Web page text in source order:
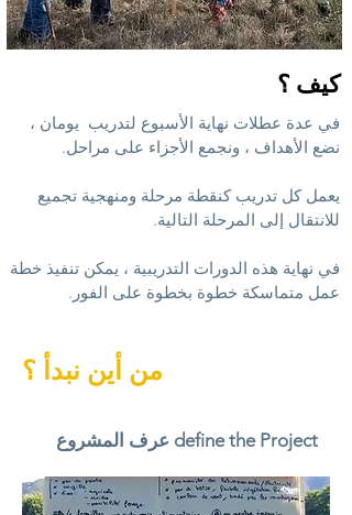
كيف ؟
في عدة عطلات نهاية الأسبوع لتدريب يومان ،
نضع الأهداف ، ونجمع الأجزاء على مراحل.
يعمل كل تدريب كنقطة مرحلة ومنهجية تجميع
للانتقال إلى المرحلة التالية.
في نهاية هذه الدورات التدريبية ، يمكن تنفيذ خطة
عمل متماسكة خطوة بخطوة على الفور.
من أين نبدأ ؟
عرف المشروع define the Project